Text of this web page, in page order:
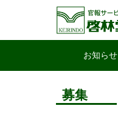
お知らせ
募集